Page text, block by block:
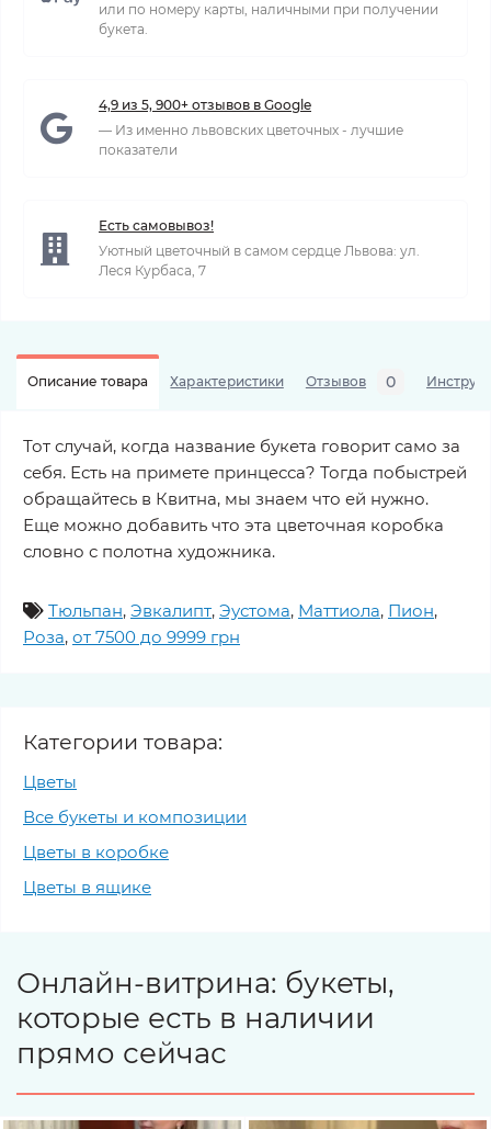
или по номеру карты, наличными при получении
букета.
4,9 из 5, 900+ отзывов в Google
— Из именно львовских цветочных - лучшие
показатели
Есть самовывоз!
Уютный цветочный в самом сердце Львова: ул.
Леся Курбаса, 7
Описание товара Характеристики Отзывов 0
Тот случай, когда название букета говорит само за
себя. Есть на примете принцесса? Тогда побыстрей
обращайтесь в Квитна, мы знаем что ей нужно.
Еще можно добавить что эта цветочная коробка
словно с полотна художника.
Тюльпан, Эвкалипт, Эустома, Маттиола, Пион,
Роза, от 7500 до 9999 грн
Категории товара:
Цветы
Все букеты и композиции
Цветы в коробке
Цветы в ящике
Онлайн-витрина: букеты,
которые есть в наличии
прямо сейчас